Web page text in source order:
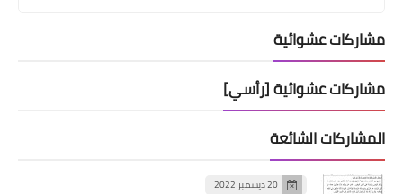
مشاركات عشوائية
مشاركات عشوائية [رأسي]
المشاركات الشائعة
20 ديسمبر 2022